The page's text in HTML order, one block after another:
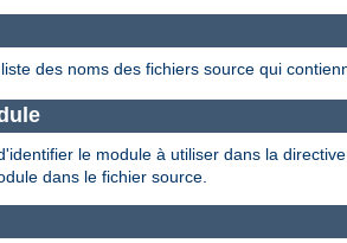
des noms des fichiers source qui
le module à utiliser dans la directive
dans le fichier source.